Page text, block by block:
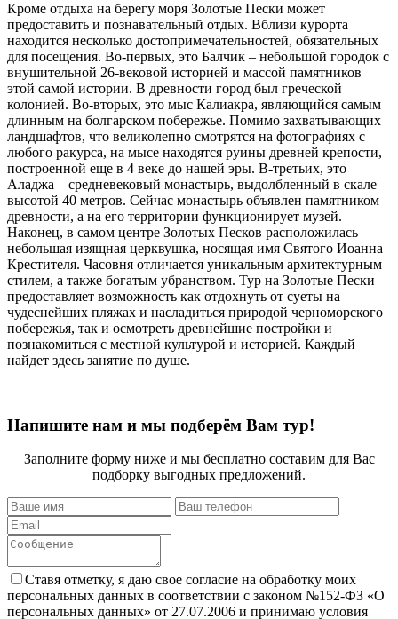
Кроме отдыха на берегу моря Золотые Пески может
предоставить и познавательный отдых. Вблизи курорта
находится несколько достопримечательностей, обязательных
для посещения. Во-первых, это Балчик – небольшой городок с
внушительной 26-вековой историей и массой памятников
этой самой истории. В древности город был греческой
колонией. Во-вторых, это мыс Калиакра, являющийся самым
длинным на болгарском побережье. Помимо захватывающих
ландшафтов, что великолепно смотрятся на фотографиях с
любого ракурса, на мысе находятся руины древней крепости,
построенной еще в 4 веке до нашей эры. В-третьих, это
Аладжа – средневековый монастырь, выдолбленный в скале
высотой 40 метров. Сейчас монастырь объявлен памятником
древности, а на его территории функционирует музей.
Наконец, в самом центре Золотых Песков расположилась
небольшая изящная церквушка, носящая имя Святого Иоанна
Крестителя. Часовня отличается уникальным архитектурным
стилем, а также богатым убранством. Тур на Золотые Пески
предоставляет возможность как отдохнуть от суеты на
чудеснейших пляжах и насладиться природой черноморского
побережья, так и осмотреть древнейшие постройки и
познакомиться с местной культурой и историей. Каждый
найдет здесь занятие по душе.
Напишите нам и мы подберём Вам тур!
Заполните форму ниже и мы бесплатно составим для Вас
подборку выгодных предложений.
Ставя отметку, я даю свое согласие на обработку моих
персональных данных в соответствии с законом №152-ФЗ «О
персональных данных» от 27.07.2006 и принимаю условия